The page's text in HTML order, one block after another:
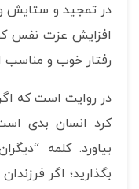
در تمجید و ستایش
افزایش عزت نفس
رفتار خوب و
در روایت است که
کرد انسان بدی
بیاورد. کلمه
بگذارید؛ اگر